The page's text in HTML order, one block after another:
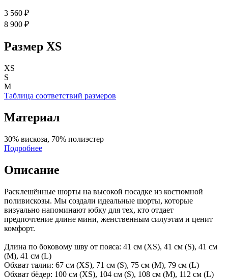
3 560 ₽
8 900 ₽
Размер XS
XS
S
M
Таблица соответствий размеров
Материал
30% вискоза, 70% полиэстер
Подробнее
Описание
Расклешённые шорты на высокой посадке из костюмной
поливискозы. Мы создали идеальные шорты, которые
визуально напоминают юбку для тех, кто отдает
предпочтение длине мини, женственным силуэтам и ценит
комфорт.
Длина по боковому шву от пояса: 41 см (XS), 41 см (S), 41 см
(M), 41 см (L)
Обхват талии: 67 см (XS), 71 см (S), 75 см (M), 79 см (L)
Обхват бёдер: 100 см (XS), 104 см (S), 108 см (M), 112 см (L)